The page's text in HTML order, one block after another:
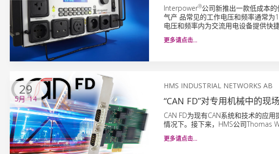
Interpower®公司新推出一款低成本
气产 品常见的工作电压和频率通常
电压和频率内为交流用电设备提供快
更多请点击…
29
5月'14
HMS INDUSTRIAL NETWORKS AB
“CAN FD”对专用机械中的现
CAN FD为现有CAN系统和技术的应
情况下。接下来，HMS公司Thomas
更多请点击…